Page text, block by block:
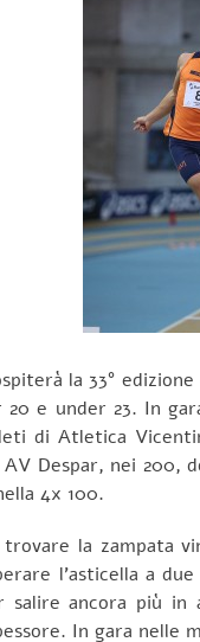
la 33°
e under 23. In
di Atletica
Despar, nei
4x 100.
la zampata
l’asticella a
ancora più in
In gara nelle